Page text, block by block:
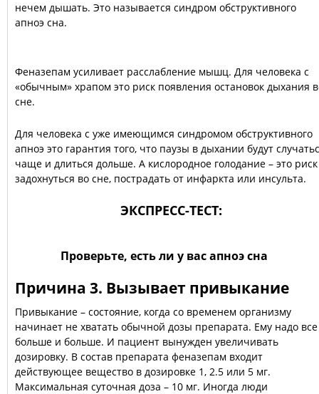
нечем дышать. Это называется синдром обструктивного
апноэ сна.
Феназепам усиливает расслабление мышц. Для человека с
«обычным» храпом это риск появления остановок дыхания
сне.
Для человека с уже имеющимся синдромом обструктивного
апноэ это гарантия того, что паузы в дыхании будут
чаще и длиться дольше. А кислородное голодание – это риск
задохнуться во сне, пострадать от инфаркта или инсульта.
ЭКСПРЕСС-ТЕСТ:
Проверьте, есть ли у вас апноэ сна
Причина 3. Вызывает привыкание
Привыкание – состояние, когда со временем организму
начинает не хватать обычной дозы препарата. Ему надо все
больше и больше. И пациент вынужден увеличивать
дозировку. В состав препарата феназепам входит
действующее вещество в дозировке 1, 2.5 или 5 мг.
Максимальная суточная доза – 10 мг. Иногда люди